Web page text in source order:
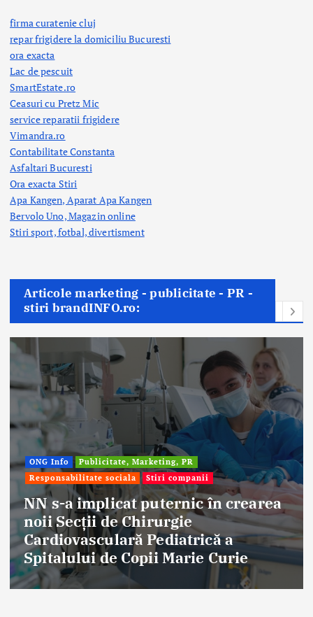
firma curatenie cluj
repar frigidere la domiciliu Bucuresti
ora exacta
Lac de pescuit
SmartEstate.ro
Ceasuri cu Pretz Mic
service reparatii frigidere
Vimandra.ro
Contabilitate Constanta
Asfaltari Bucuresti
Ora exacta Stiri
Apa Kangen, Aparat Apa Kangen
Bervolo Uno, Magazin online
Stiri sport, fotbal,divertisment
Articole marketing - publicitate - PR -
stiri brandINFO.ro:
ONG Info
Publicitate, Marketing, PR
Responsabilitate sociala
Stiri companii
s-a implicat puternic în crearea
Secții de Chirurgie
Pediatrică a
de Copii Marie Curie